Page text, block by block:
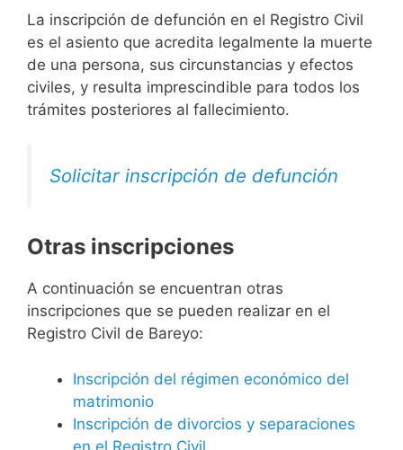
La inscripción de defunción en el Registro Civil
es el asiento que acredita legalmente la muerte
de una persona, sus circunstancias y efectos
civiles, y resulta imprescindible para todos los
trámites posteriores al fallecimiento.
Solicitar inscripción de defunción
Otras inscripciones
A continuación se encuentran otras
inscripciones que se pueden realizar en el
Registro Civil de Bareyo:
Inscripción del régimen económico del
matrimonio
Inscripción de divorcios y separaciones
en el Registro Civil